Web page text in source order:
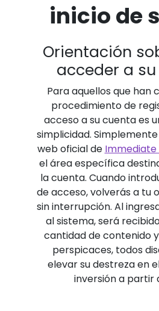
inicio de
Orientación
acceder a
Para aquellos que han
procedimiento de
acceso a su cuenta es
simplicidad.
web oficial de
el área específica
la cuenta. Cuando
de acceso, volverás a tu
sin interrupción. Al
al sistema, será
cantidad de contenido
perspicaces, todos
elevar su destreza en
inversión a partir